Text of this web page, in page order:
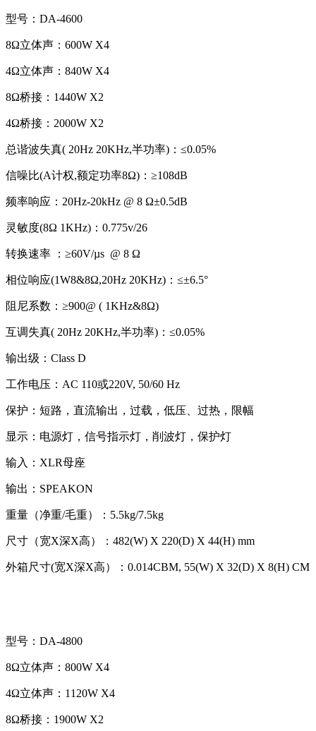
型号：DA-4600
8Ω立体声：600W X4
4Ω立体声：840W X4
8Ω桥接：1440W X2
4Ω桥接：2000W X2
总谐波失真( 20Hz 20KHz,半功率)：≤0.05%
信噪比(A计权,额定功率8Ω)：≥108dB
频率响应：20Hz-20kHz @ 8 Ω±0.5dB
灵敏度(8Ω 1KHz)：0.775v/26
转换速率 ：≥60V/µs @ 8 Ω
相位响应(1W8&8Ω,20Hz 20KHz)：≤±6.5°
阻尼系数：≥900@ ( 1KHz&8Ω)
互调失真( 20Hz 20KHz,半功率)：≤0.05%
输出级：Class D
工作电压：AC 110或220V, 50/60 Hz
保护：短路，直流输出，过载，低压、过热，限幅
显示：电源灯，信号指示灯，削波灯，保护灯
输入：XLR母座
输出：SPEAKON
重量（净重/毛重）：5.5kg/7.5kg
尺寸（宽X深X高）：482(W) X 220(D) X 44(H) mm
外箱尺寸(宽X深X高）：0.014CBM, 55(W) X 32(D) X 8(H) CM
型号：DA-4800
8Ω立体声：800W X4
4Ω立体声：1120W X4
8Ω桥接：1900W X2